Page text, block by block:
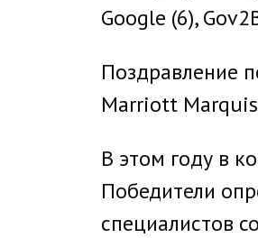
Google (6),
Поздравление
Marriott
В этом году в
Победители
специалистов